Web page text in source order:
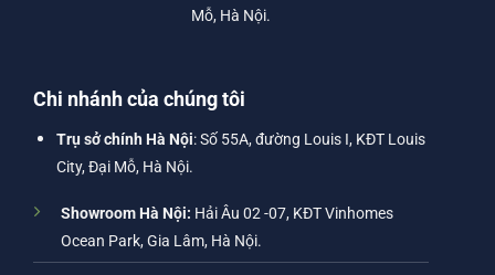
Mỗ, Hà Nội.
Chi nhánh của chúng tôi
Trụ sở chính Hà Nội: Số 55A, đường Louis I, KĐT Louis
City, Đại Mỗ, Hà Nội.
Showroom Hà Nội: Hải Âu 02 -07, KĐT Vinhomes
Ocean Park, Gia Lâm, Hà Nội.